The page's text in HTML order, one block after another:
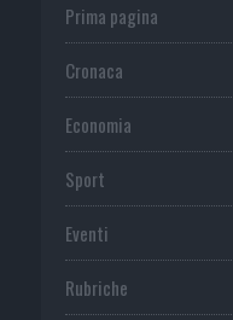
Prima pagina
Cronaca
Economia
Sport
Eventi
Rubriche